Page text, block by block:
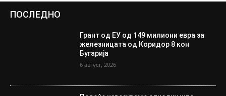
ПОСЛЕДНО
Грант од ЕУ од 149 милиони евра за
железницата од Коридор 8 кон
Бугарија
6 август, 2026